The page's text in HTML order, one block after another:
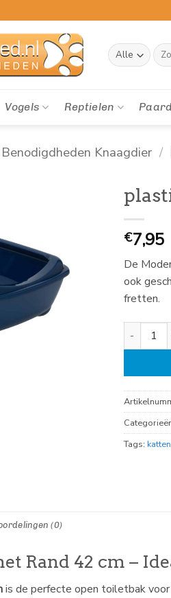
naar:
Vogels Reptielen Paard
Benodigdheden Knaagdier /
€7,95
De
ook
fretten.
plastic
Tags:
(0)
Rand 42 cm –
is de perfecte open toiletbak voor